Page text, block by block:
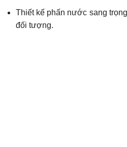
Thiết kế phấn nước sang
đối tượng.